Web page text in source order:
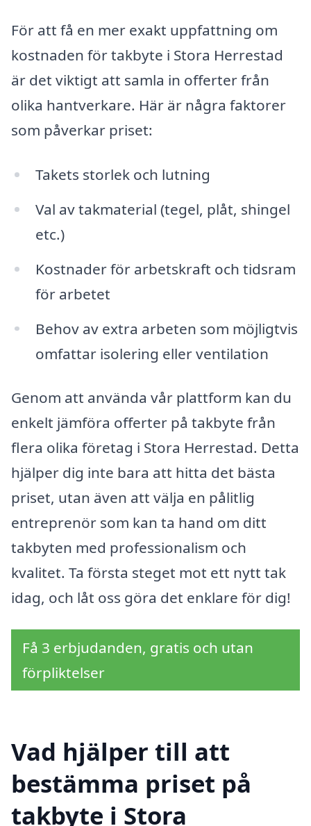
För att få en mer exakt uppfattning om
kostnaden för takbyte i Stora Herrestad
är det viktigt att samla in offerter från
olika hantverkare. Här är några faktorer
som påverkar priset:
Takets storlek och lutning
Val av takmaterial (tegel, plåt, shingel
etc.)
Kostnader för arbetskraft och tidsram
för arbetet
Behov av extra arbeten som möjligtvis
omfattar isolering eller ventilation
Genom att använda vår plattform kan du
enkelt jämföra offerter på takbyte från
flera olika företag i Stora Herrestad. Detta
hjälper dig inte bara att hitta det bästa
priset, utan även att välja en pålitlig
entreprenör som kan ta hand om ditt
takbyten med professionalism och
kvalitet. Ta första steget mot ett nytt tak
idag, och låt oss göra det enklare för dig!
Få 3 erbjudanden, gratis och utan
förpliktelser
Vad hjälper till att
bestämma priset på
takbyte i Stora